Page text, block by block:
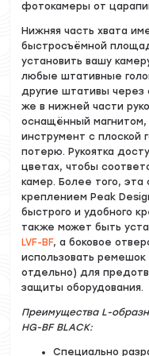
фотокамеры от
Нижняя часть хвата
быстросъёмной
установить вашу
любые штативные
другие штативы через
же в нижней части
оснащённый
инструмент с плоской
потерю. Рукоятка
цветах, чтобы
камер. Более того, эта
креплением Peak
быстрого и удобного
также может быть
LVF-BF, а боковое
использовать
отдельно) для
защиты оборудования.
Преимущества L-
HG-BF BLACK:
Специально